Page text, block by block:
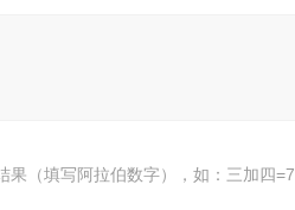
果（填写阿拉伯数字），如：三加四=7